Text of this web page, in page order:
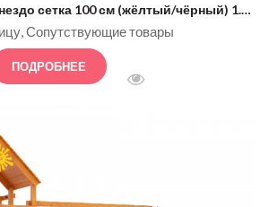
ROMANA Качели-гнездо сетка 100 см (жёлтый/чёрный) 1.Д-26.16
Сопутствующие товары
ПОДРОБНЕЕ